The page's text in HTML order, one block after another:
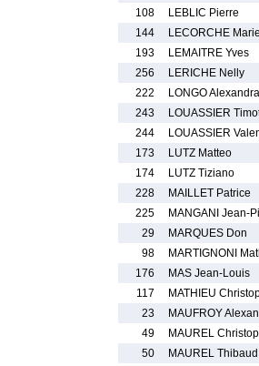
108
LEBLIC Pierre
144
LECORCHE
193
LEMAITRE Yves
256
LERICHE Nelly
222
LONGO Alexandra
243
LOUASSIER
244
LOUASSIER
173
LUTZ Matteo
174
LUTZ Tiziano
228
MAILLET Patrice
225
MANGANI Jean-
29
MARQUES Don
98
MARTIGNONI
176
MAS Jean-Louis
117
MATHIEU
23
MAUFROY
49
MAUREL
50
MAUREL Thibaud